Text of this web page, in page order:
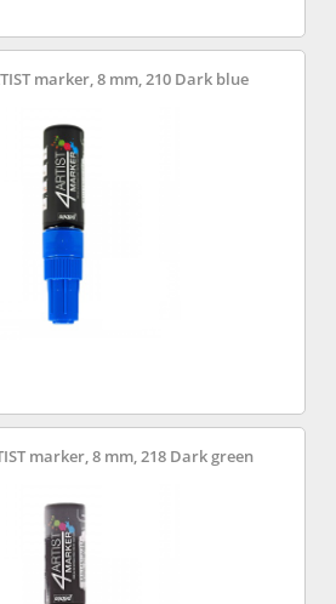
marker, 8 mm, 210 Dark blue
marker, 8 mm, 218 Dark green